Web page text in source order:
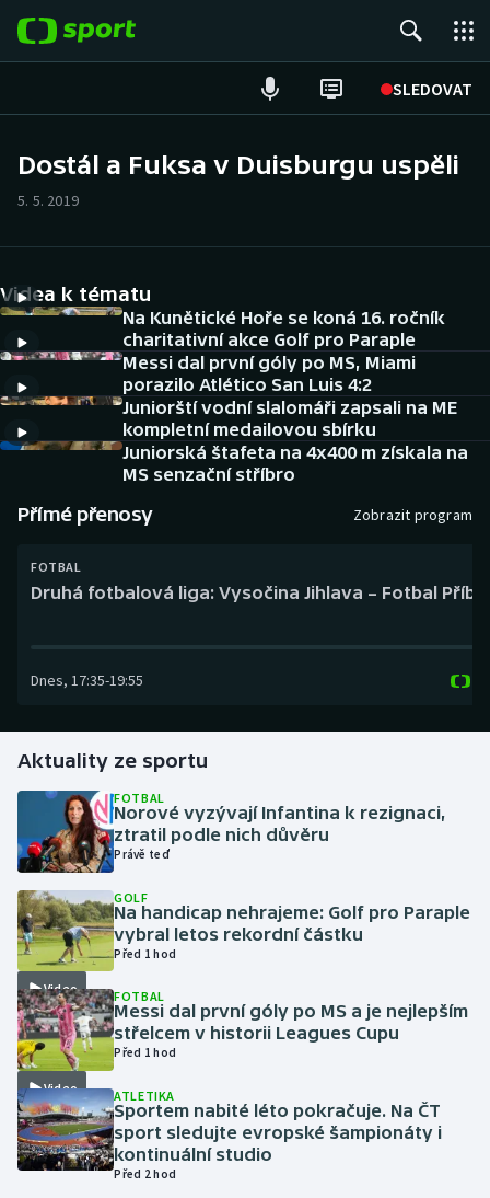
SLEDOVAT
Hokej
Tenis
Atletika
Cyklistika
DALŠÍ SPORTY
Americký fotbal
Baseball a softbal
Basketbal
Curling
Dostihy
Florbal
Futsal
Golf
Gymnastika
Házená
Jezdectví
NEPŘEHLÉDNĚTE
Soutěže
Historické návraty
Dostál a Fuksa v Duisburgu uspěli
5. 5. 2019
Videa k tématu
Na Kunětické Hoře se koná 16. ročník
charitativní akce Golf pro Paraple
Messi dal první góly po MS, Miami
porazilo Atlético San Luis 4:2
Juniorští vodní slalomáři zapsali na ME
kompletní medailovou sbírku
Juniorská štafeta na 4x400 m získala na
MS senzační stříbro
Přímé přenosy Zobrazit program
FOTBAL
Druhá fotbalová liga: Vysočina Jihlava – Fotbal
Dnes, 17:35-19:55
Aktuality ze sportu
FOTBAL
Norové vyzývají Infantina k rezignaci,
ztratil podle nich důvěru
Právě teď
Video
GOLF
Na handicap nehrajeme: Golf pro Paraple
vybral letos rekordní částku
Před 1 hod
Video
FOTBAL
Messi dal první góly po MS a je nejlepším
střelcem v historii Leagues Cupu
Před 1 hod
ATLETIKA
Sportem nabité léto pokračuje. Na ČT
sport sledujte evropské šampionáty i
kontinuální studio
Před 2 hod